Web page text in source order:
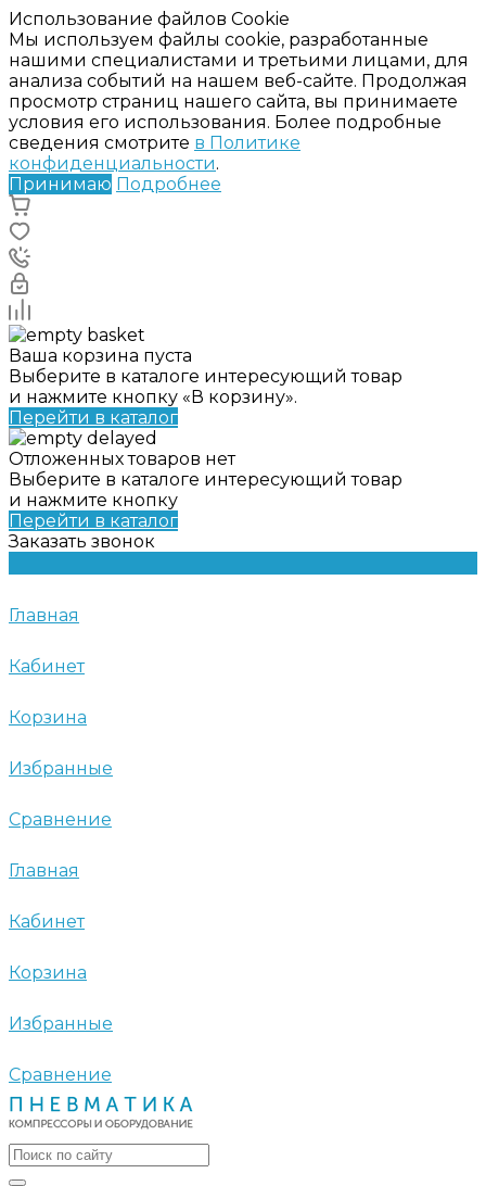
Использование файлов Cookie
Мы используем файлы cookie, разработанные
нашими специалистами и третьими лицами, для
анализа событий на нашем веб-сайте. Продолжая
просмотр страниц нашего сайта, вы принимаете
условия его использования. Более подробные
сведения смотрите в Политике
конфиденциальности.
Принимаю Подробнее
Ваша корзина пуста
Выберите в каталоге интересующий товар
и нажмите кнопку «В корзину».
Перейти в каталог
Отложенных товаров нет
Выберите в каталоге интересующий товар
и нажмите кнопку
Перейти в каталог
Заказать звонок
Главная
Кабинет
Корзина
Избранные
Сравнение
Главная
Кабинет
Корзина
Избранные
Сравнение